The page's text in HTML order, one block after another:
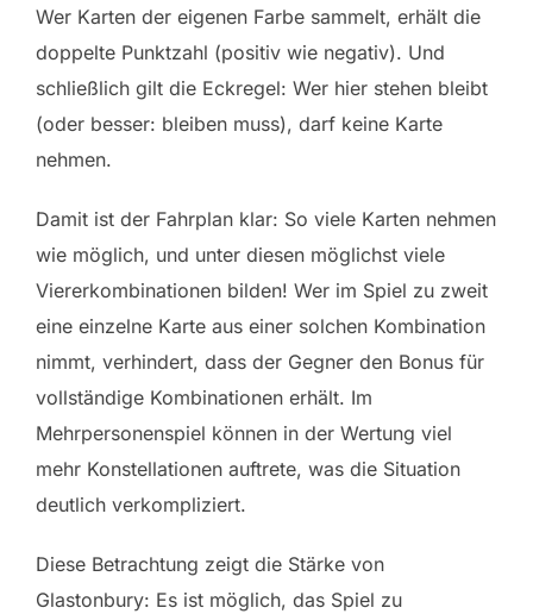
Wer Karten der eigenen Farbe sammelt, erhält die
doppelte Punktzahl (positiv wie negativ). Und
schließlich gilt die Eckregel: Wer hier stehen bleibt
(oder besser: bleiben muss), darf keine Karte
nehmen.
Damit ist der Fahrplan klar: So viele Karten nehmen
wie möglich, und unter diesen möglichst viele
Viererkombinationen bilden! Wer im Spiel zu zweit
eine einzelne Karte aus einer solchen Kombination
nimmt, verhindert, dass der Gegner den Bonus für
vollständige Kombinationen erhält. Im
Mehrpersonenspiel können in der Wertung viel
mehr Konstellationen auftrete, was die Situation
deutlich verkompliziert.
Diese Betrachtung zeigt die Stärke von
Glastonbury: Es ist möglich, das Spiel zu